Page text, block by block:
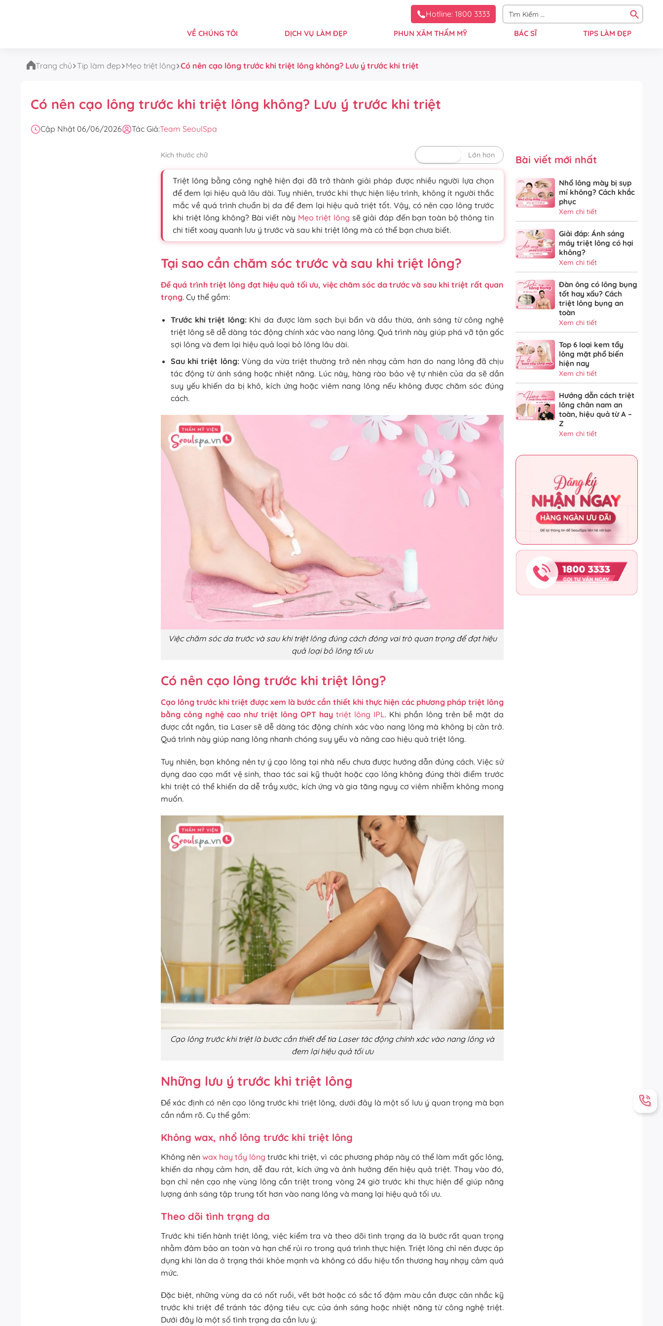
Hotline: 1800 3333
VỀ CHÚNG TÔI DỊCH VỤ LÀM ĐẸP PHUN XĂM THẨM MỸ BÁC SĨ TIPS LÀM ĐẸP
Trang chủ Tip làm đẹp Mẹo triệt lông Có nên cạo lông trước khi triệt lông không? Lưu ý trước khi triệt
Có nên cạo lông trước khi triệt lông không? Lưu ý trước khi triệt
Cập Nhật 06/06/2026 Tác Giả:Team SeoulSpa
Kích thước chữ Lớn hơn
Triệt lông bằng công nghệ hiện đại đã trở thành giải pháp được nhiều người lựa chọn
để đem lại hiệu quả lâu dài. Tuy nhiên, trước khi thực hiện liệu trình, không ít người thắc
mắc về quá trình chuẩn bị da để đem lại hiệu quả triệt tốt. Vậy, có nên cạo lông trước
khi triệt lông không? Bài viết này Mẹo triệt lông sẽ giải đáp đến bạn toàn bộ thông tin
chi tiết xoay quanh lưu ý trước và sau khi triệt lông mà có thể bạn chưa biết.
Tại sao cần chăm sóc trước và sau khi triệt lông?
Để quá trình triệt lông đạt hiệu quả tối ưu, việc chăm sóc da trước và sau khi triệt rất quan
trọng. Cụ thể gồm:
Trước khi triệt lông: Khi da được làm sạch bụi bẩn và dầu thừa, ánh sáng từ công nghệ
triệt lông sẽ dễ dàng tác động chính xác vào nang lông. Quá trình này giúp phá vỡ tận gốc
sợi lông và đem lại hiệu quả loại bỏ lông lâu dài.
Sau khi triệt lông: Vùng da vừa triệt thường trở nên nhạy cảm hơn do nang lông đã chịu
tác động từ ánh sáng hoặc nhiệt năng. Lúc này, hàng rào bảo vệ tự nhiên của da sẽ dần
suy yếu khiến da bị khô, kích ứng hoặc viêm nang lông nếu không được chăm sóc đúng
cách.
Việc chăm sóc da trước và sau khi triệt lông đúng cách đóng vai trò quan trọng để đạt hiệu
quả loại bỏ lông tối ưu
Có nên cạo lông trước khi triệt lông?
Cạo lông trước khi triệt được xem là bước cần thiết khi thực hiện các phương pháp triệt lông
bằng công nghệ cao như triệt lông OPThaytriệt lông IPL. Khi phần lông trên bề mặt da
được cắt ngắn, tia Laser sẽ dễ dàng tác động chính xác vào nang lông mà không bị cản trở.
Quá trình này giúp nang lông nhanh chóng suy yếu và nâng cao hiệu quả triệt lông.
Tuy nhiên, bạn không nên tự ý cạo lông tại nhà nếu chưa được hướng dẫn đúng cách. Việc sử
dụng dao cạo mất vệ sinh, thao tác sai kỹ thuật hoặc cạo lông không đúng thời điểm trước
khi triệt có thể khiến da dễ trầy xước, kích ứng và gia tăng nguy cơ viêm nhiễm không mong
muốn.
Cạo lông trước khi triệt là bước cần thiết để tia Laser tác động chính xác vào nang lông và
đem lại hiệu quả tối ưu
Những lưu ý trước khi triệt lông
Để xác định có nên cạo lông trước khi triệt lông, dưới đây là một số lưu ý quan trọng mà bạn
cần nắm rõ. Cụ thể gồm:
Không wax, nhổ lông trước khi triệt lông
Không nênwax hay tẩy lông trước khi triệt, vì các phương pháp này có thể làm mất gốc lông,
khiến da nhạy cảm hơn, dễ đau rát, kích ứng và ảnh hưởng đến hiệu quả triệt. Thay vào đó,
bạn chỉ nên cạo nhẹ vùng lông cần triệt trong vòng 24 giờ trước khi thực hiện để giúp năng
lượng ánh sáng tập trung tốt hơn vào nang lông và mang lại hiệu quả tối ưu.
Theo dõi tình trạng da
Trước khi tiến hành triệt lông, việc kiểm tra và theo dõi tình trạng da là bước rất quan trọng
nhằm đảm bảo an toàn và hạn chế rủi ro trong quá trình thực hiện. Triệt lông chỉ nên được áp
dụng khi làn da ở trạng thái khỏe mạnh và không có dấu hiệu tổn thương hay nhạy cảm quá
mức.
Đặc biệt, những vùng da có nốt ruồi, vết bớt hoặc có sắc tố đậm màu cần được cân nhắc kỹ
trước khi triệt để tránh tác động tiêu cực của ánh sáng hoặc nhiệt năng từ công nghệ triệt.
Dưới đây là một số tình trạng da cần lưu ý:
Bài viết mới nhất
Nhổ lông mày bị sụp
mí không? Cách khắc
phục
Xem chi tiết
Giải đáp: Ánh sáng
máy triệt lông có hại
không?
Xem chi tiết
Đàn ông có lông bụng
tốt hay xấu? Cách
triệt lông bụng an
toàn
Xem chi tiết
Top 6 loại kem tẩy
lông mặt phổ biến
hiện nay
Xem chi tiết
Hướng dẫn cách triệt
lông chân nam an
toàn, hiệu quả từ A –
Z
Xem chi tiết